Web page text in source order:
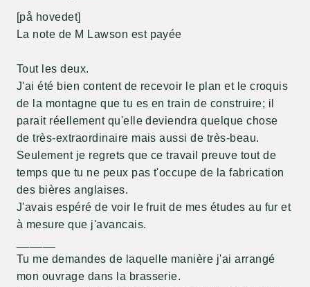
[på hovedet]
La note de M Lawson est payée
Tout les deux.
J'ai été bien content de recevoir le plan et le croquis
de la montagne que tu es en train de construire; il
parait réellement qu'elle deviendra quelque chose
de très-extraordinaire mais aussi de très-beau.
Seulement je regrets que ce travail preuve tout de
temps que tu ne peux pas t'occupe de la fabrication
des bières anglaises.
J'avais espéré de voir le fruit de mes études au fur et
à mesure que j'avancais.
Tu me demandes de laquelle manière j'ai arrangé
mon ouvrage dans la brasserie.